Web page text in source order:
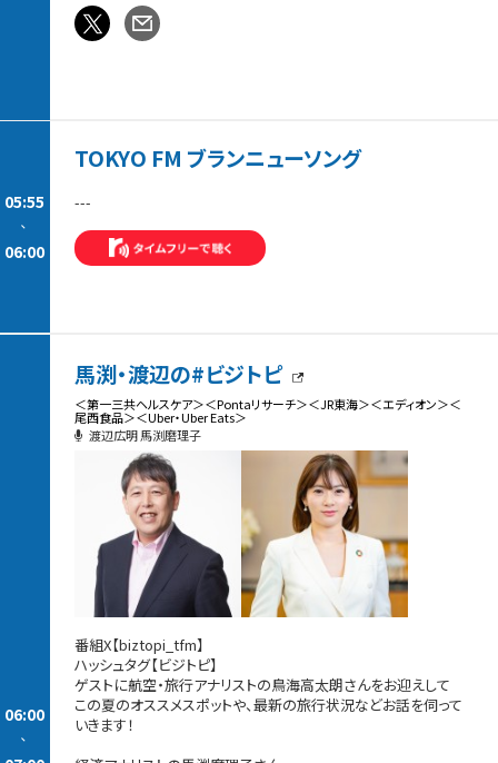
05:55
-
06:00
TOKYO FM ブランニューソング
---
06:00
-
馬渕・渡辺の#ビジトピ
＜第一三共ヘルスケア＞＜Pontaリサーチ＞＜JR東海＞＜エディオン＞＜
尾西食品＞＜Uber・Uber Eats＞
渡辺広明 馬渕磨理子
番組X【biztopi_tfm】
ハッシュタグ【ビジトピ】
ゲストに航空・旅行アナリストの鳥海高太朗さんをお迎えして
この夏のオススメスポットや、最新の旅行状況などお話を伺って
いきます！